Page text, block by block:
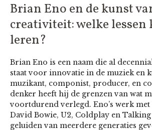
Brian Eno en de kunst
creativiteit: welke
leren?
Brian Eno is een naam die al
staat voor innovatie in de muziek en
muzikant, componist, producer, en
denker heeft hij de grenzen van wat
voortdurend verlegd. Eno’s werk met
David Bowie, U2, Coldplay en Talking
geluiden van meerdere generaties